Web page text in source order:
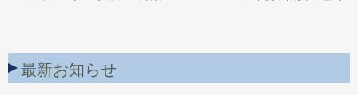
最新お知らせ